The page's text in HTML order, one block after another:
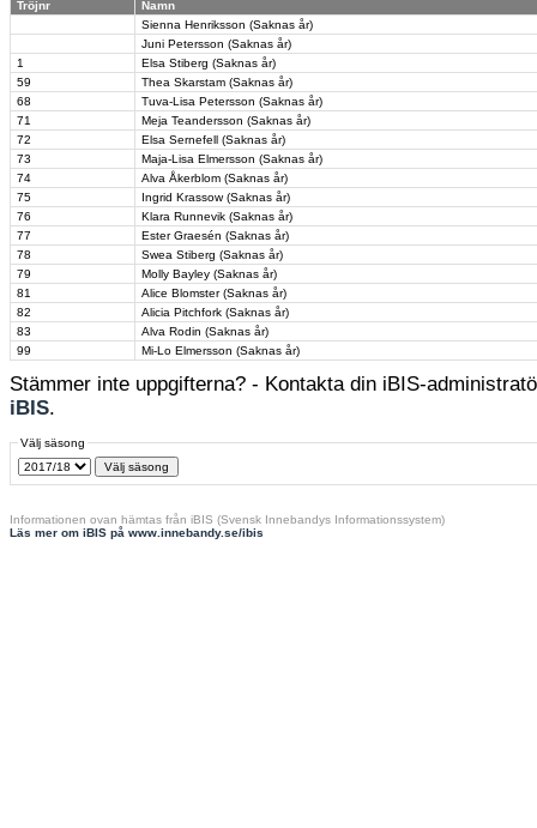
Tröjnr
Namn
Sienna Henriksson (Saknas år)
Juni Petersson (Saknas år)
1
Elsa Stiberg (Saknas år)
59
Thea Skarstam (Saknas år)
68
Tuva-Lisa Petersson (Saknas år)
71
Meja Teandersson (Saknas år)
72
Elsa Sernefell (Saknas år)
73
Maja-Lisa Elmersson (Saknas år)
74
Alva Åkerblom (Saknas år)
75
Ingrid Krassow (Saknas år)
76
Klara Runnevik (Saknas år)
77
Ester Graesén (Saknas år)
78
Swea Stiberg (Saknas år)
79
Molly Bayley (Saknas år)
81
Alice Blomster (Saknas år)
82
Alicia Pitchfork (Saknas år)
83
Alva Rodin (Saknas år)
99
Mi-Lo Elmersson (Saknas år)
Stämmer inte uppgifterna? - Kontakta din iBIS-
iBIS.
Välj säsong
Informationen ovan hämtas från iBIS (Svensk Innebandys Informationssystem)
Läs mer om iBIS på www.innebandy.se/ibis